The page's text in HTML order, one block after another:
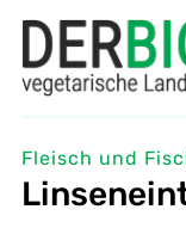
Fleisch und